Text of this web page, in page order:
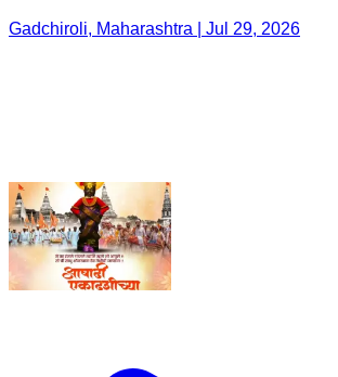
Gadchiroli, Maharashtra | Jul 29, 2026